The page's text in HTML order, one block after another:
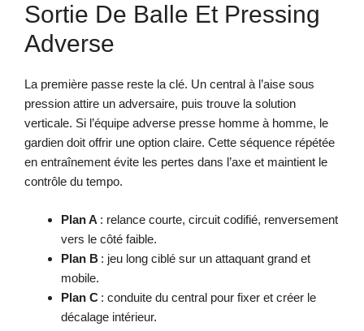
Sortie De Balle Et Pressing
Adverse
La première passe reste la clé. Un central à l’aise sous
pression attire un adversaire, puis trouve la solution
verticale. Si l’équipe adverse presse homme à homme, le
gardien doit offrir une option claire. Cette séquence répétée
en entraînement évite les pertes dans l’axe et maintient le
contrôle du tempo.
Plan A : relance courte, circuit codifié, renversement
vers le côté faible.
Plan B : jeu long ciblé sur un attaquant grand et
mobile.
Plan C : conduite du central pour fixer et créer le
décalage intérieur.